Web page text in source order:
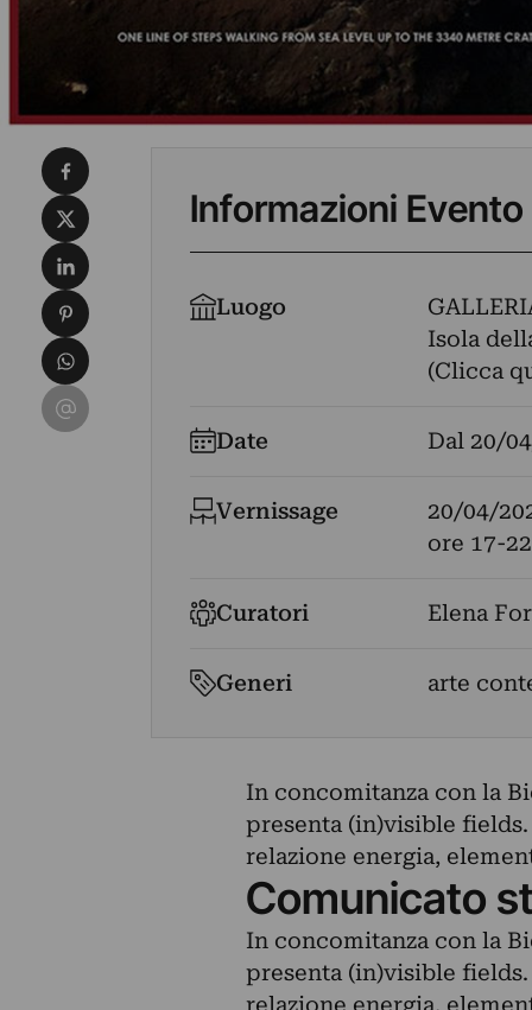
Informazioni Evento
Luogo
Isola
(Clicca
Date Dal 20/
Vernissage
20/04/
ore 17-22
Curatori Elena
Generi arte
In concomitanza con la
presenta (in)visible
relazione energia,
Comunicato
In concomitanza con la
presenta (in)visible
Condividi su Facebook
Condividi su X
Condividi su LinkedIn
Condividi su Pinterest
Condividi su WhatsApp
Condividi su Email